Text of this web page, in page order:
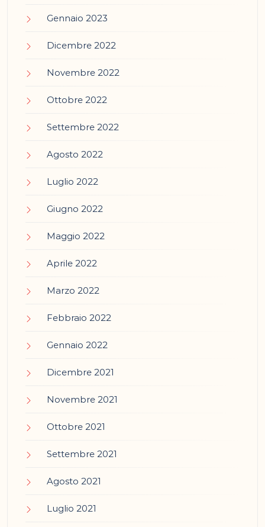
Gennaio 2023
Dicembre 2022
Novembre 2022
Ottobre 2022
Settembre 2022
Agosto 2022
Luglio 2022
Giugno 2022
Maggio 2022
Aprile 2022
Marzo 2022
Febbraio 2022
Gennaio 2022
Dicembre 2021
Novembre 2021
Ottobre 2021
Settembre 2021
Agosto 2021
Luglio 2021